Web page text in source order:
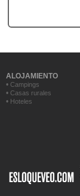
ALOJAMIENTO
• Campings
• Casas rurales
• Hoteles